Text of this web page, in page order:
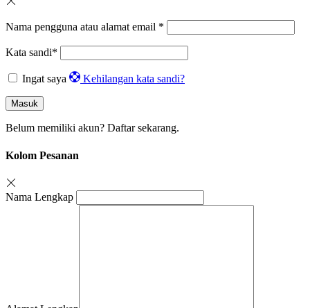
Nama pengguna atau alamat email *
Kata sandi*
Ingat saya Kehilangan kata sandi?
Masuk
Belum memiliki akun? Daftar sekarang.
Kolom Pesanan
Nama Lengkap